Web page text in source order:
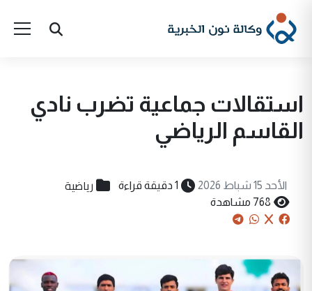
استقالات جماعية تضرب نادي
القاسم الرياضي
الأحد 15 شباط 2026 1 دقيقة قراءة رياضية
768 مشاهدة